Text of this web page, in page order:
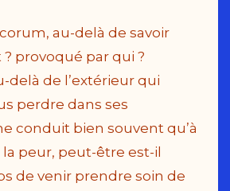
au-delà de savoir
? provoqué par qui ?
delà de l’extérieur qui
perdre dans ses
conduit bien souvent qu’à
la peur, peut-être est-il
de venir prendre soin de